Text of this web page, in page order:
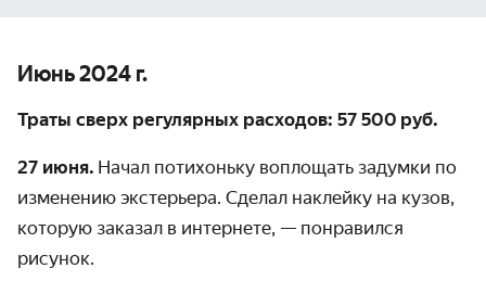
Июнь 2024 г.
Траты сверх регулярных расходов: 57 500 руб.
27 июня. Начал потихоньку воплощать задумки по
изменению экстерьера. Сделал наклейку на кузов,
которую заказал в интернете, — понравился
рисунок.